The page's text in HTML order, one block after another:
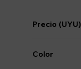
Precio (UYU)
Color